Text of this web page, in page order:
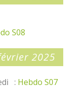
S08
2025
: Hebdo S07